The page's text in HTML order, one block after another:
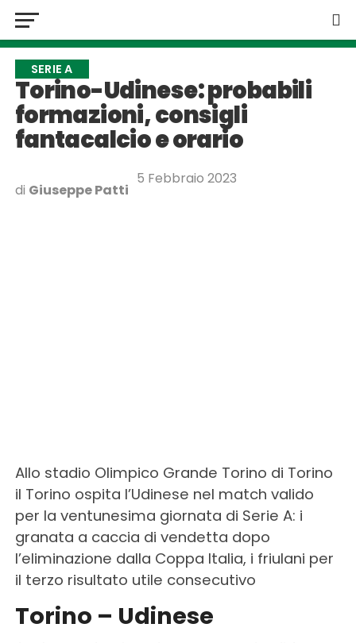
SERIE A
Torino-Udinese: probabili
formazioni, consigli
fantacalcio e orario
di Giuseppe Patti
5 Febbraio 2023
Allo stadio Olimpico Grande Torino di Torino
il Torino ospita l’Udinese nel match valido
per la ventunesima giornata di Serie A: i
granata a caccia di vendetta dopo
l’eliminazione dalla Coppa Italia, i friulani per
il terzo risultato utile consecutivo
Torino – Udinese